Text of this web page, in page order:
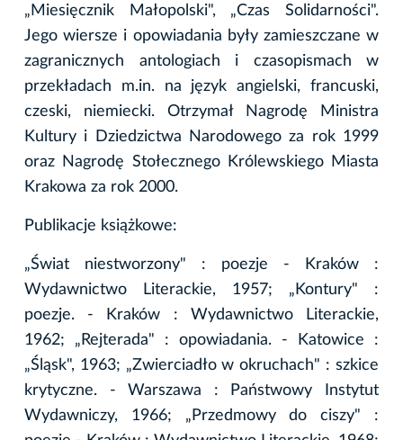
„Miesięcznik Małopolski", „Czas Solidarności".
Jego wiersze i opowiadania były zamieszczane w
zagranicznych antologiach i czasopismach w
przekładach m.in. na język angielski, francuski,
czeski, niemiecki. Otrzymał Nagrodę Ministra
Kultury i Dziedzictwa Narodowego za rok 1999
oraz Nagrodę Stołecznego Królewskiego Miasta
Krakowa za rok 2000.
Publikacje książkowe:
„Świat niestworzony" : poezje - Kraków :
Wydawnictwo Literackie, 1957; „Kontury" :
poezje. - Kraków : Wydawnictwo Literackie,
1962; „Rejterada" : opowiadania. - Katowice :
„Śląsk", 1963; „Zwierciadło w okruchach" : szkice
krytyczne. - Warszawa : Państwowy Instytut
Wydawniczy, 1966; „Przedmowy do ciszy" :